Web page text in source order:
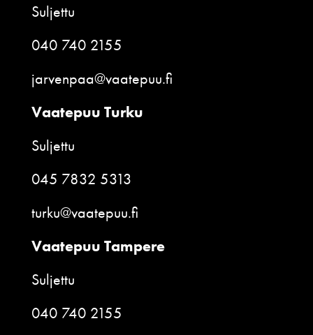
Suljettu
040 740 2155
jarvenpaa@vaatepuu.fi
Vaatepuu Turku
Suljettu
045 7832 5313
turku@vaatepuu.fi
Vaatepuu Tampere
Suljettu
040 740 2155